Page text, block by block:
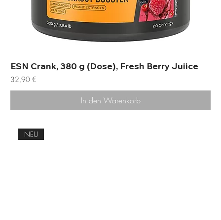
ESN Crank, 380 g (Dose), Fresh Berry Juiice
Preis
32,90 €
In den Warenkorb
NEU